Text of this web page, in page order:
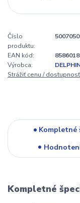
Číslo
produktu:
EAN kód:
Výrobca:
Strážiť cenu / dostupnosť
Kompletné
Kompletné